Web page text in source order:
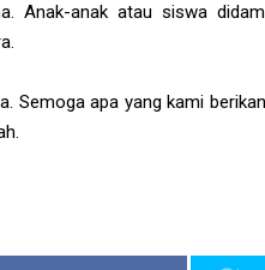
Anak-anak atau siswa
Semoga apa yang kami